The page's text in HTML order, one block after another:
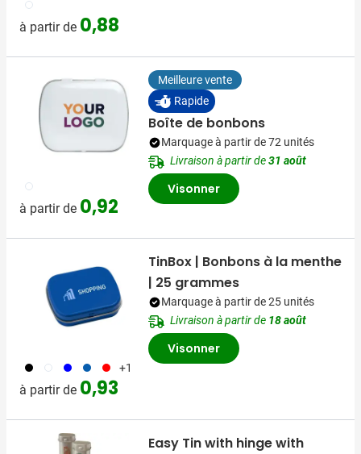
009
à partir de 0,88
002
à partir de 0,92
Meilleure vente
Rapide
Boîte de bonbons
Marquage à partir de 72 unités
Livraison à partir de31 août
Visonner
001 002 005 018 008 +1
à partir de 0,93
TinBox | Bonbons à la menthe
| 25 grammes
Marquage à partir de 25 unités
Livraison à partir de 18 août
Visonner
Easy Tin with hinge with